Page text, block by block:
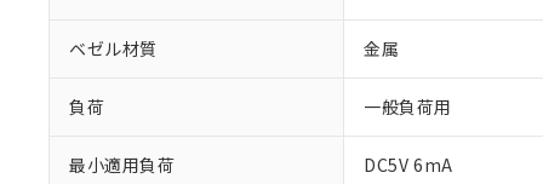
ベゼル材質 金属
負荷 一般負荷用
最小適用負荷 DC5V 6mA